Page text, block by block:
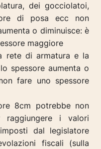
dei gocciolatoi,
di posa ecc non
o diminuisce: è
maggiore
rete di armatura e la
spessore aumenta o
fare uno spessore
8cm potrebbe non
raggiungere i valori
dal legislatore
fiscali (sulla